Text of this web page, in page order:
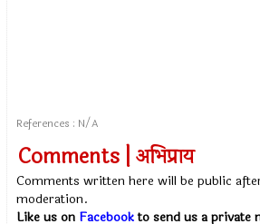
References : N/A
Comments | अभिप्राय
Comments written here will be public
moderation.
Like us on Facebookto send us a private